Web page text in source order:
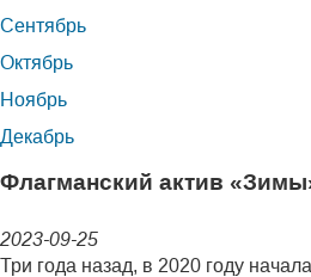
Сентябрь
Октябрь
Ноябрь
Декабрь
Флагманский актив
2023-09-25
Три года назад, в 2020 году